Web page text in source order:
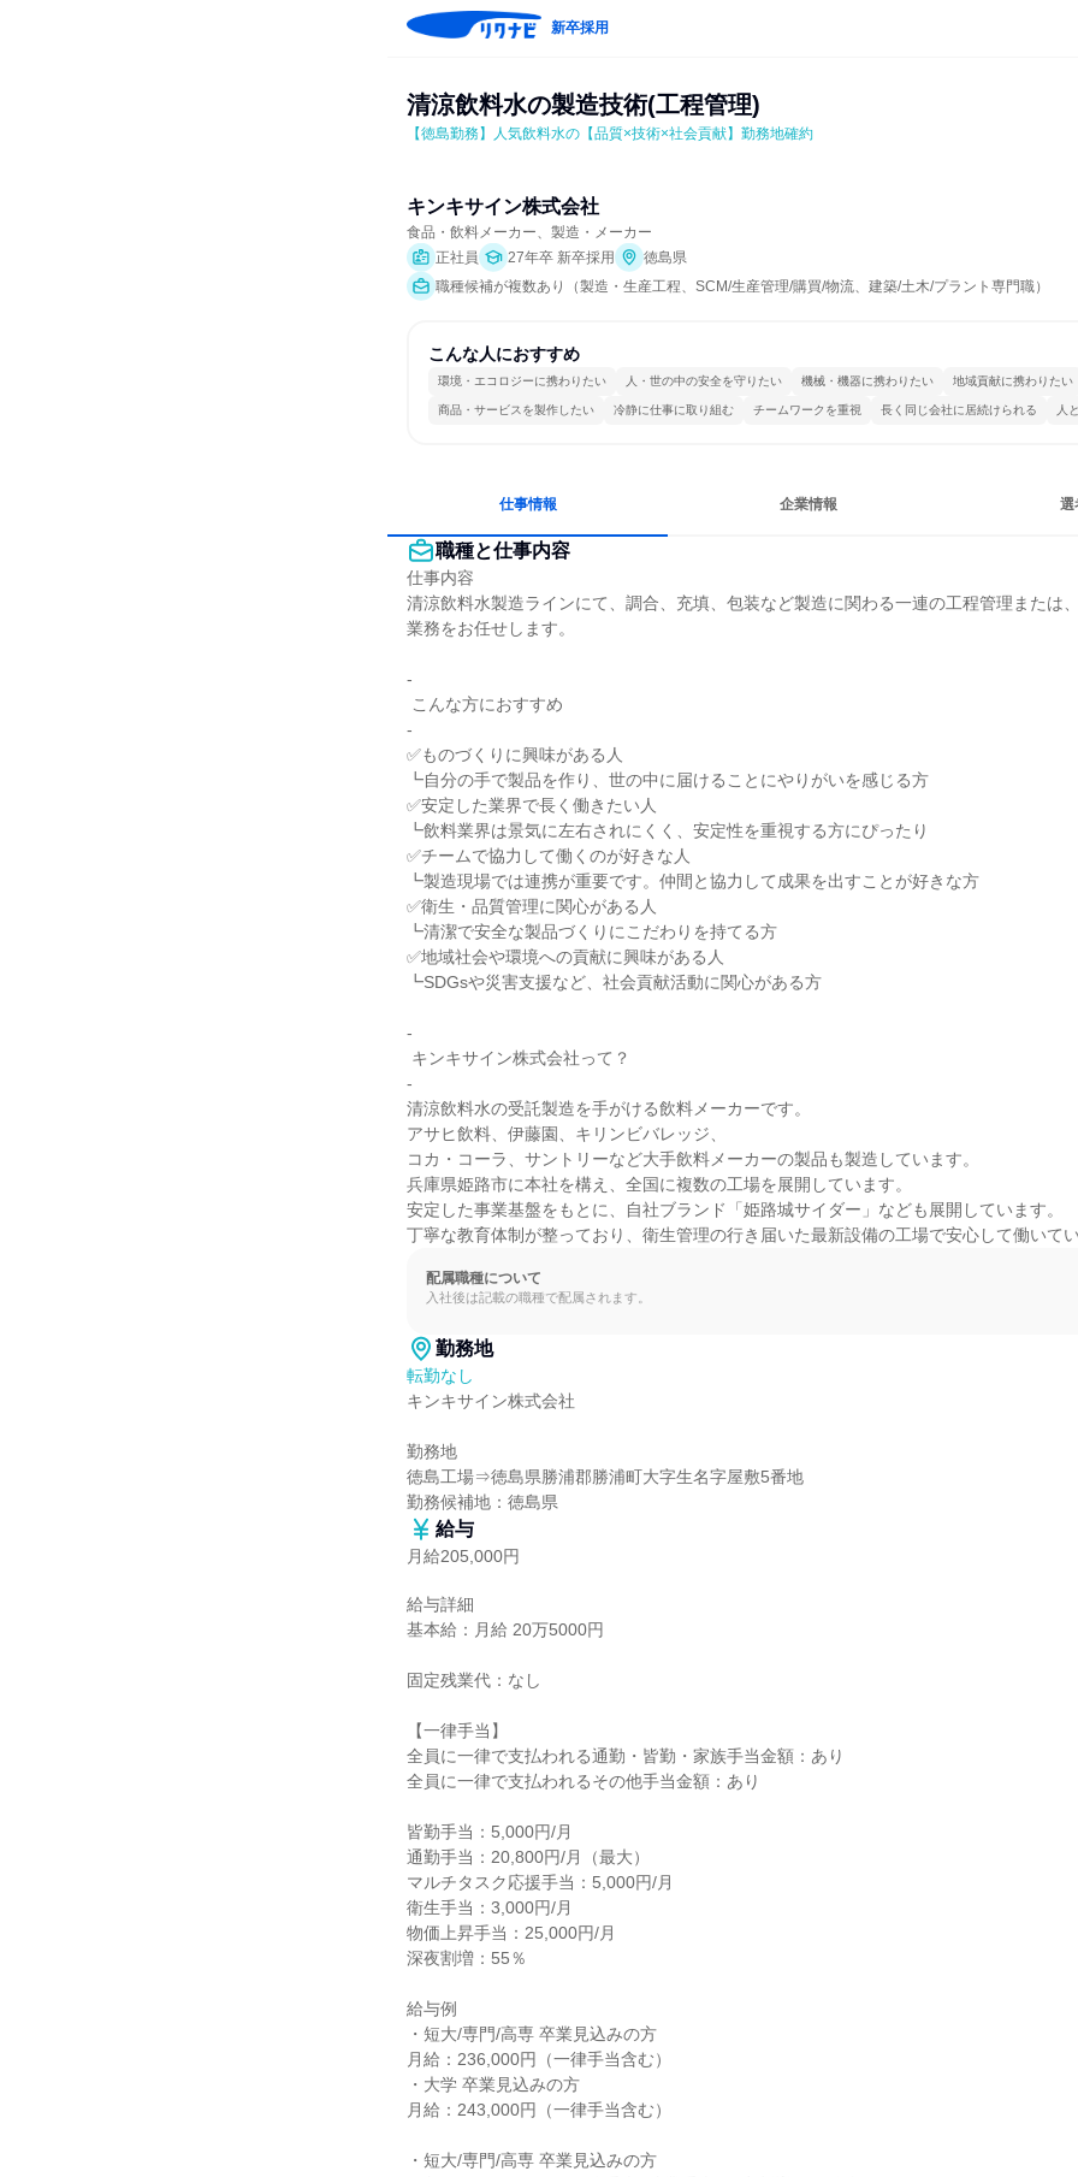
新卒採用
清涼飲料水の製造技術(工程管理)
【徳島勤務】人気飲料水の【品質×技術×社会貢献】勤務地確約
キンキサイン株式会社
食品・飲料メーカー、製造・メーカー
正社員
27年卒 新卒採用
徳島県
職種候補が複数あり（製造・生産工程、SCM/生産管理/購買/物流、建築/土木/プラント専門職）
こんな人におすすめ
環境・エコロジーに携わりたい 人・世の中の安全を守りたい 機械・機器に携わりたい 地域貢献に携わりたい
商品・サービスを製作したい 冷静に仕事に取り組む チームワークを重視 長く同じ会社に居続けられる 人
仕事情報 企業情報 選
職種と仕事内容
仕事内容
清涼飲料水製造ラインにて、調合、充填、包装など製造に関わる一連の工程管理または
業務をお任せします。
-
-
✅ものづくりに興味がある人
┗自分の手で製品を作り、世の中に届けることにやりがいを感じる方
✅安定した業界で長く働きたい人
┗飲料業界は景気に左右されにくく、安定性を重視する方にぴったり
✅チームで協力して働くのが好きな人
┗製造現場では連携が重要です。仲間と協力して成果を出すことが好きな方
✅衛生・品質管理に関心がある人
┗清潔で安全な製品づくりにこだわりを持てる方
✅地域社会や環境への貢献に興味がある人
┗SDGsや災害支援など、社会貢献活動に関心がある方
-
-
清涼飲料水の受託製造を手がける飲料メーカーです。
アサヒ飲料、伊藤園、キリンビバレッジ、
コカ・コーラ、サントリーなど大手飲料メーカーの製品も製造しています。
兵庫県姫路市に本社を構え、全国に複数の工場を展開しています。
安定した事業基盤をもとに、自社ブランド「姫路城サイダー」なども展開しています。
丁寧な教育体制が整っており、衛生管理の行き届いた最新設備の工場で安心して働いて
配属職種について
入社後は記載の職種で配属されます。
勤務地
転勤なし
キンキサイン株式会社
勤務地
徳島工場⇒徳島県勝浦郡勝浦町大字生名字屋敷5番地
勤務候補地：徳島県
給与
月給205,000円
給与詳細
基本給：月給 20万5000円
固定残業代：なし
【一律手当】
全員に一律で支払われる通勤・皆勤・家族手当金額：あり
全員に一律で支払われるその他手当金額：あり
皆勤手当：5,000円/月
通勤手当：20,800円/月（最大）
マルチタスク応援手当：5,000円/月
衛生手当：3,000円/月
物価上昇手当：25,000円/月
深夜割増：55％
給与例
・短大/専門/高専 卒業見込みの方
月給：236,000円（一律手当含む）
・大学 卒業見込みの方
月給：243,000円（一律手当含む）
・短大/専門/高専 卒業見込みの方